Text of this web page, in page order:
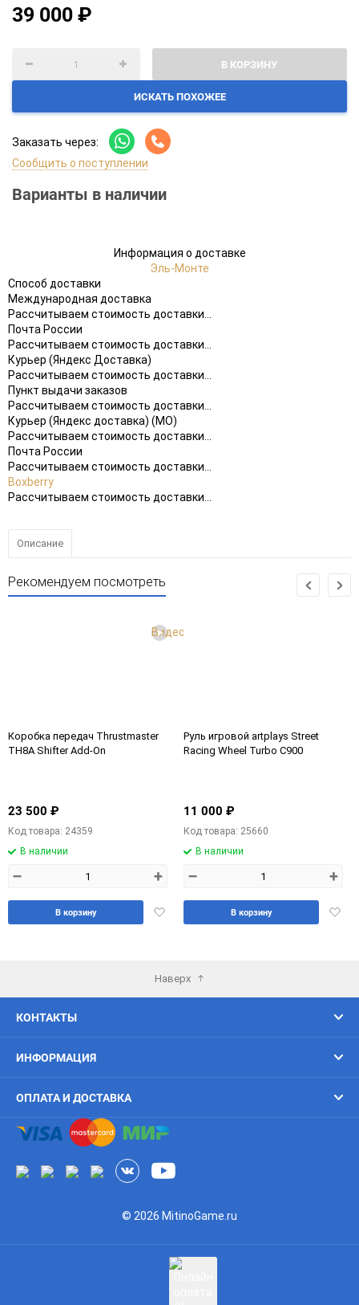
39 000 ₽
В КОРЗИНУ
ИСКАТЬ ПОХОЖЕЕ
Заказать через:
Сообщить о поступлении
Варианты в наличии
Информация о доставке
Эль-Монте
Способ доставки
Международная доставка
Рассчитываем стоимость доставки...
Почта России
Рассчитываем стоимость доставки...
Курьер (Яндекс Доставка)
Рассчитываем стоимость доставки...
Пункт выдачи заказов
Рассчитываем стоимость доставки...
Курьер (Яндекс доставка) (МО)
Рассчитываем стоимость доставки...
Почта России
Рассчитываем стоимость доставки...
Boxberry
Рассчитываем стоимость доставки...
Описание
Рекомендуем посмотреть
Видео
Коробка передач Thrustmaster
TH8A Shifter Add-On
23 500 ₽
Код товара: 24359
В наличии
– +
Добавить
В корзину
Руль игровой artplays Street
Racing Wheel Turbo C900
11 000 ₽
Код товара: 25660
В наличии
– +
В корзину
Наверх
КОНТАКТЫ
ИНФОРМАЦИЯ
ОПЛАТА И ДОСТАВКА
© 2026 MitinoGame.ru